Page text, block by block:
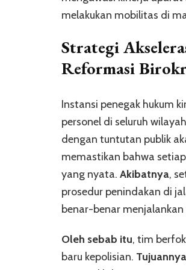
melakukan mobilitas di
Strategi
Reformasi
Instansi penegak hukum
personel di seluruh
dengan tuntutan publik
memastikan bahwa
yang nyata. Akibatnya,
prosedur penindakan di
benar-benar
Oleh sebab itu, tim
baru kepolisian. Tujuannya